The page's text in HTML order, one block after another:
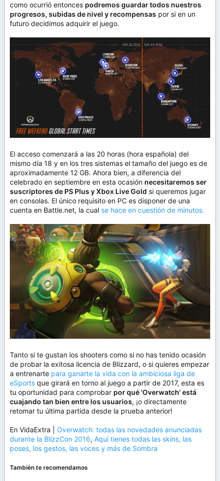
como ocurrió entonces podremos guardar todos nuestros
progresos, subidas de nivel y recompensas por si en un
futuro decidimos adquirir el juego.
El acceso comenzará a las 20 horas (hora española) del
mismo día 18 y en los tres sistemas el tamaño del juego es de
aproximadamente 12 GB. Ahora bien, a diferencia del
celebrado en septiembre en esta ocasión necesitaremos ser
suscriptores de PS Plus y Xbox Live Gold si queremos jugar
en consolas. El único requisito en PC es disponer de una
cuenta en Battle.net, la cual se hace en cuestión de minutos.
Tanto si te gustan los shooters como si no has tenido ocasión
de probar la exitosa licencia de Blizzard, o si quieres empezar
a entrenarte para ganarte la vida con la ambiciosa liga de
eSports que girará en torno al juego a partir de 2017, esta es
tu oportunidad para comprobar por qué 'Overwatch' está
cuajando tan bien entre los usuarios, ¡o directamente
retomar tu última partida desde la prueba anterior!
En VidaExtra | Overwatch: todas las novedades anunciadas
durante la BlizzCon 2016, Aquí tienes todas las skins, las
poses, los gestos, las voces y más de Sombra
También te recomendamos